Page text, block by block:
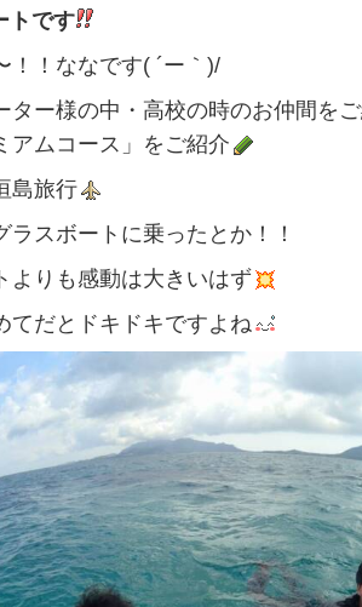
トです
！！ななです( ´ー｀)/
ター様の中・高校の時のお仲間を
アムコース」をご紹介
島旅行
ラスボートに乗ったとか！！
よりも感動は大きいはず
てだとドキドキですよね